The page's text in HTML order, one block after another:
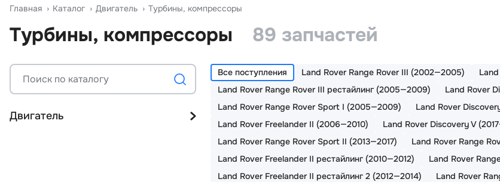
Главная › Катало › Двигатель › Турбины, компрессоры
Турбины, компрессоры 89 запчастей
Двигатель
Все поступления Land Rover Range Rover III (2002—2005)
Land Rover Range Rover III рестайлинг (2005—2009)
Land Rover
Land Rover Range Rover Sport I (2005—2009)
Land Rover
Land Rover Freelander II (2006—2010)
Land Rover Discovery V
Land Rover Range Rover Sport II (2013—2017)
Land Rover Range
Land Rover Freelander II рестайлинг (2010—2012)
Land Rover
Land Rover Freelander II рестайлинг 2 (2012—2014)
Land Rover